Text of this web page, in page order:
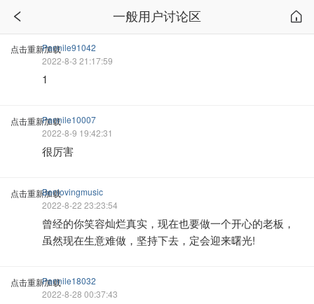
一般用户讨论区
点击重新加载Pannile91042
2022-8-3 21:17:59
1
点击重新加载Pannile10007
2022-8-9 19:42:31
很厉害
点击重新加载Benlovingmusic
2022-8-22 23:23:54
曾经的你笑容灿烂真实，现在也要做一个开心的老板，
虽然现在生意难做，坚持下去，定会迎来曙光!
点击重新加载Pannile18032
2022-8-28 00:37:43